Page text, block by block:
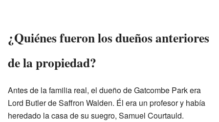
¿Quiénes fueron los dueños anteriores
de la propiedad?
Antes de la familia real, el dueño de Gatcombe Park era
Lord Butler de Saffron Walden. Él era un profesor y había
heredado la casa de su suegro, Samuel Courtauld.